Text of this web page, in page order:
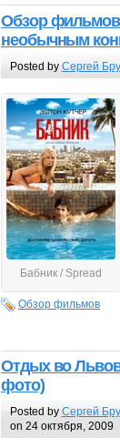
Обзор
необычным
Posted by Сергей
Бабник / Spread
Обзор фильмов
Отдых во
фото)
Posted by Сергей
on 24 октября, 2009